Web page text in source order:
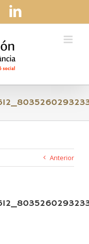
linkedin
Anterior